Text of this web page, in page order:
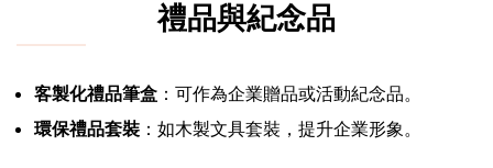
禮品與紀念品
客製化禮品筆盒 ：可作為企業贈品或活動紀念品。
環保禮品套裝 ：如木製文具套裝，提升企業形象。